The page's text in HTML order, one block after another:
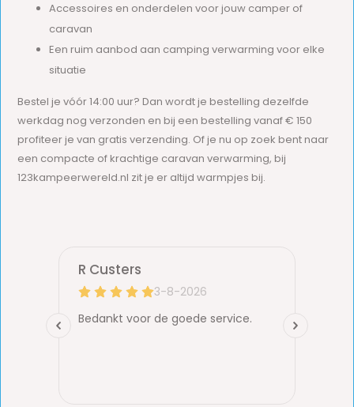
Accessoires en onderdelen voor jouw camper of
caravan
Een ruim aanbod aan camping verwarming voor elke
situatie
Bestel je vóór 14:00 uur? Dan wordt je bestelling dezelfde
werkdag nog verzonden en bij een bestelling vanaf € 150
profiteer je van gratis verzending. Of je nu op zoek bent naar
een compacte of krachtige caravan verwarming, bij
123kampeerwereld.nl zit je er altijd warmpjes bij.